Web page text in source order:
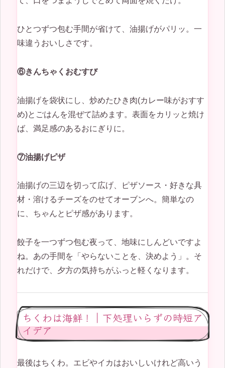
ひとつずつ包む手間が省けて、油揚げがパリッ。一
味違うおいしさです。
⑥きんちゃくおむすび
油揚げを袋状にし、炒めたひき肉(カレー味がおすす
め)とごはんを混ぜて詰めます。表面をカリッと焼け
ば、満足感のあるおにぎりに。
⑦油揚げピザ
油揚げの三辺を切って広げ、ピザソース・好きな具
材・溶けるチーズをのせてオーブンへ。簡単なの
に、ちゃんとピザ感があります。
餃子を一つずつ包む夜って、地味にしんどいですよ
ね。あの手間を「やらないことを、決めよう」。そ
れだけで、夕方の気持ちがふっと軽くなります。
ちくわは海鮮！｜下処理いらずの時短ア
イデア
最後はちくわ。エビやイカはおいしいけれど高いう